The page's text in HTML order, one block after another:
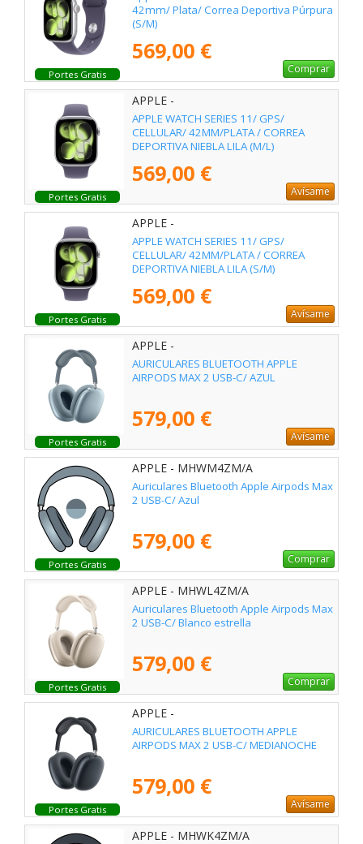
Portes Gratis
42mm/ Plata/ Correa Deportiva Púrpura
(S/M)
569,00 €
Comprar
Portes Gratis
APPLE -
APPLE WATCH SERIES 11/ GPS/
CELLULAR/ 42MM/PLATA / CORREA
DEPORTIVA NIEBLA LILA (M/L)
569,00 €
Avísame
Portes Gratis
APPLE -
APPLE WATCH SERIES 11/ GPS/
CELLULAR/ 42MM/PLATA / CORREA
DEPORTIVA NIEBLA LILA (S/M)
569,00 €
Avísame
Portes Gratis
APPLE -
AURICULARES BLUETOOTH APPLE
AIRPODS MAX 2 USB-C/ AZUL
579,00 €
Avísame
Portes Gratis
APPLE - MHWM4ZM/A
Auriculares Bluetooth Apple Airpods Max
2 USB-C/ Azul
579,00 €
Comprar
Portes Gratis
APPLE - MHWL4ZM/A
Auriculares Bluetooth Apple Airpods Max
2 USB-C/ Blanco estrella
579,00 €
Comprar
Portes Gratis
APPLE -
AURICULARES BLUETOOTH APPLE
AIRPODS MAX 2 USB-C/ MEDIANOCHE
579,00 €
Avísame
APPLE - MHWK4ZM/A